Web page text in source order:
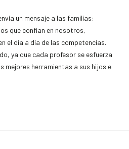
un mensaje a las familias:
que confían en nosotros,
el día a día de las competencias.
ya que cada profesor se esfuerza
mejores herramientas a sus hijos e